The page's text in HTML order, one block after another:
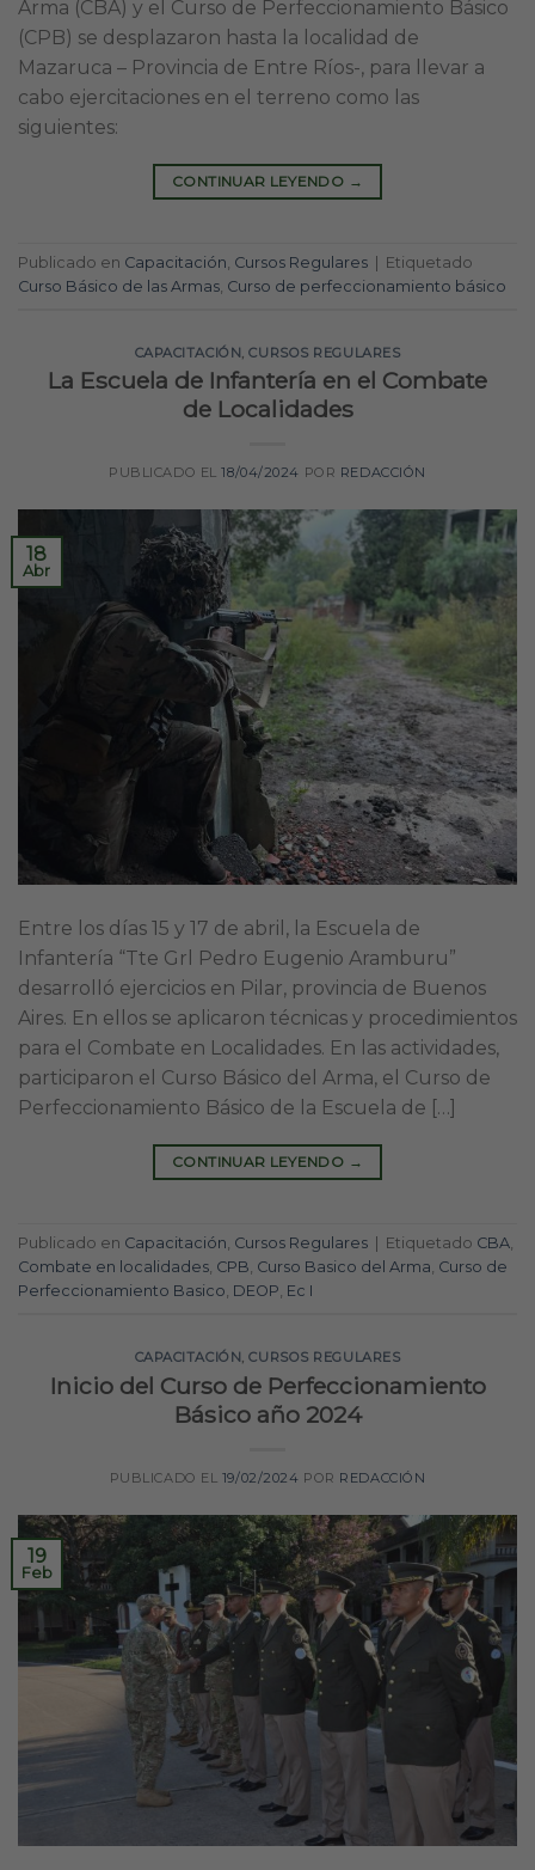
Arma (CBA) y el Curso de Perfeccionamiento Básico
(CPB) se desplazaron hasta la localidad de
Mazaruca – Provincia de Entre Ríos-, para llevar a
cabo ejercitaciones en el terreno como las
siguientes:
CONTINUAR LEYENDO →
Publicado en Capacitación, Cursos Regulares
Etiquetado
Curso Básico de las Armas, Curso de perfeccionamiento básico
CAPACITACIÓN ,CURSOS REGULARES
La Escuela de Infantería en el Combate
de Localidades
PUBLICADO EL18/04/2024 POR REDACCIÓN
18
Abr
Entre los días 15 y 17 de abril, la Escuela de
Infantería “Tte Grl Pedro Eugenio Aramburu”
desarrolló ejercicios en Pilar, provincia de Buenos
Aires. En ellos se aplicaron técnicas y procedimientos
para el Combate en Localidades. En las actividades,
participaron el Curso Básico del Arma, el Curso de
Perfeccionamiento Básico de la Escuela de […]
CONTINUAR LEYENDO →
Publicado en Capacitación, Cursos Regulares Etiquetado CBA,
Combate en localidades, CPB, Curso Basico del Arma, Curso de
Perfeccionamiento Basico, DEOP, Ec I
CAPACITACIÓN,CURSOS REGULARES
Inicio del Curso de Perfeccionamiento
Básico año 2024
PUBLICADO EL 19/02/2024 POR REDACCIÓN
19
Feb